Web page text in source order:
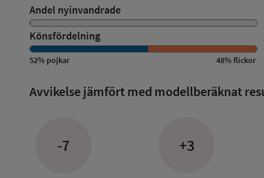
Andel nyinvandrade
Könsfördelning
52% pojkar 48%flickor
Avvikelse jämfört med modellberäknat
-7 +3